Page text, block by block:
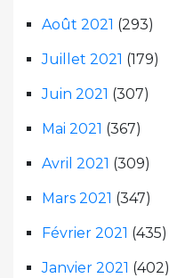
Août 2021 (293)
Juillet 2021 (179)
Juin 2021 (307)
Mai 2021 (367)
Avril 2021 (309)
Mars 2021 (347)
Février 2021 (435)
Janvier 2021 (402)